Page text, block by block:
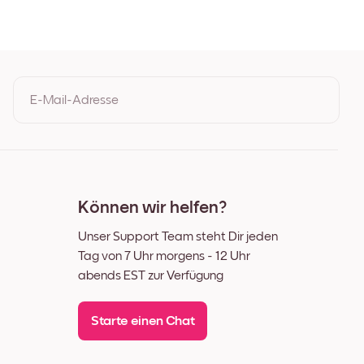
E-Mail-Adresse
Können wir helfen?
Unser Support Team steht Dir jeden
Tag von 7 Uhr morgens - 12 Uhr
abends EST zur Verfügung
Starte einen Chat